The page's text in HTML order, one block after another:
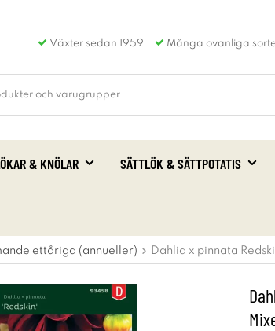
Växter sedan 1959 Många ovanliga
& KNÖLAR SÄTTLÖK & SÄTTPOTATIS
ettåriga (annueller) Dahlia x pinnata